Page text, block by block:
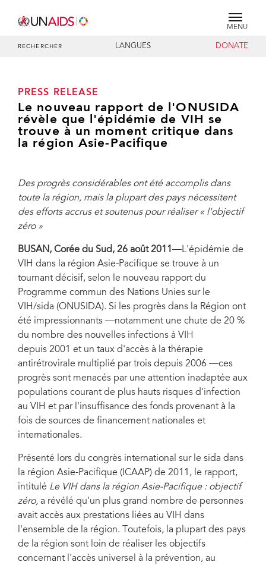
MENU
RECHERCHER LANGUES DONATE
PRESS RELEASE
Le nouveau rapport de l'ONUSIDA
révèle que l'épidémie de VIH se
trouve à un moment critique dans
la région Asie-Pacifique
Des progrès considérables ont été accomplis dans
toute la région, mais la plupart des pays nécessitent
des efforts accrus et soutenus pour réaliser « l'objectif
zéro »
BUSAN, Corée du Sud, 26 août 2011 —L'épidémie de
VIH dans la région Asie-Pacifique se trouve à un
tournant décisif, selon le nouveau rapport du
Programme commun des Nations Unies sur le
VIH/sida (ONUSIDA). Si les progrès dans la Région ont
été impressionnants —notamment une chute de 20 %
du nombre des nouvelles infections à VIH
depuis 2001 et un taux d'accès à la thérapie
antirétrovirale multiplié par trois depuis 2006 —ces
progrès sont menacés par une attention inadaptée aux
populations courant de plus hauts risques d'infection
au VIH et par l'insuffisance des fonds provenant à la
fois de sources de financement nationales et
internationales.
Présenté lors du congrès international sur le sida dans
la région Asie-Pacifique (ICAAP) de 2011, le rapport,
intitulé Le VIH dans la région Asie-Pacifique : objectif
zéro, a révélé qu'un plus grand nombre de personnes
avait accès aux prestations liées au VIH dans
l'ensemble de la région. Toutefois, la plupart des pays
de la région sont loin de réaliser les objectifs
concernant l'accès universel à la prévention, au